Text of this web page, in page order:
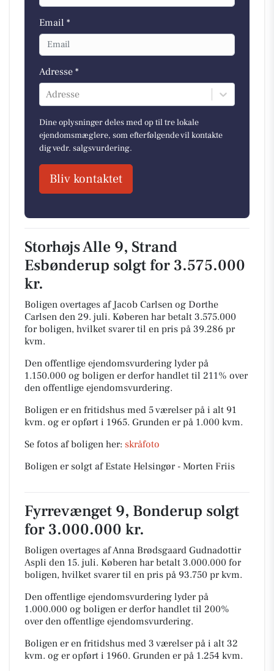
Email *
Adresse *
Adresse
Dine oplysninger deles med op til tre lokale
ejendomsmæglere, som efterfølgende vil kontakte
dig vedr. salgsvurdering.
Bliv kontaktet
Storhøjs Alle 9, Strand
Esbønderup solgt for 3.575.000
kr.
Boligen overtages af Jacob Carlsen og Dorthe
Carlsen den 29. juli. Køberen har betalt 3.575.000
for boligen, hvilket svarer til en pris på 39.286 pr
kvm.
Den offentlige ejendomsvurdering lyder på
1.150.000 og boligen er derfor handlet til 211% over
den offentlige ejendomsvurdering.
Boligen er en fritidshus med 5 værelser på i alt 91
kvm. og er opført i 1965. Grunden er på 1.000 kvm.
Se fotos af boligen her: skråfoto
Boligen er solgt af Estate Helsingør - Morten Friis
Fyrrevænget 9, Bonderup solgt
for 3.000.000 kr.
Boligen overtages af Anna Brødsgaard Gudnadottir
Aspli den 15. juli. Køberen har betalt 3.000.000 for
boligen, hvilket svarer til en pris på 93.750 pr kvm.
Den offentlige ejendomsvurdering lyder på
1.000.000 og boligen er derfor handlet til 200%
over den offentlige ejendomsvurdering.
Boligen er en fritidshus med 3 værelser på i alt 32
kvm. og er opført i 1960. Grunden er på 1.254 kvm.